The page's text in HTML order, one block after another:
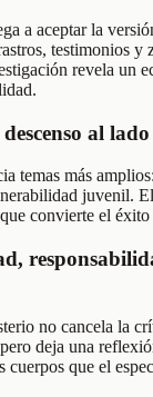
a aceptar la
testimonios y
revela un
al
temas más
juvenil.
convierte el
no cancela la
deja una
que el